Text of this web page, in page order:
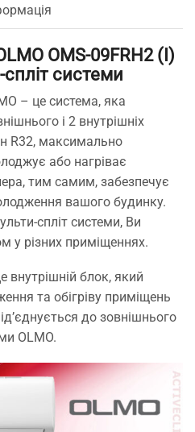
OMS-09FRH2 (I)
системи
– це система, яка
і 2 внутрішніх
R32, максимально
або нагріває
тим самим, забезпечує
вашого будинку.
спліт системи, Ви
у різних приміщеннях.
внутрішній блок, який
та обігріву приміщень
до зовнішнього
OLMO.